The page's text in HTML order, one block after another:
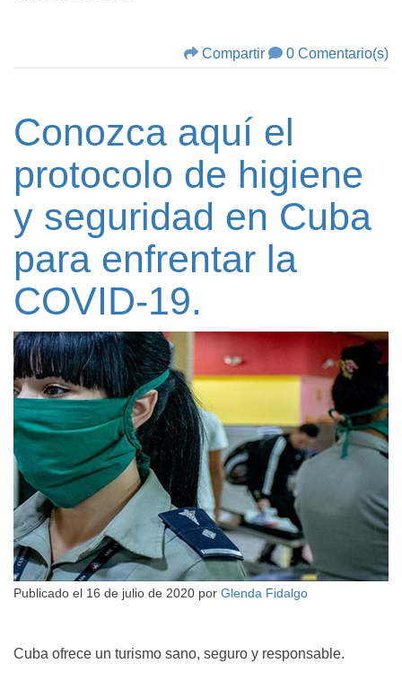
Compartir 0 Comentario(s)
Conozca aquí el
protocolo de higiene
y seguridad en Cuba
para enfrentar la
COVID-19.
Publicado el 16 de julio de 2020 por Glenda Fidalgo
Cuba ofrece un turismo sano, seguro y responsable.